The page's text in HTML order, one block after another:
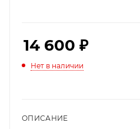
14 600 ₽
Нет в наличии
ОПИСАНИЕ